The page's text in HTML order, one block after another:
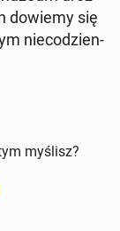
dowiemy się
nie­co­dzien­
myślisz?